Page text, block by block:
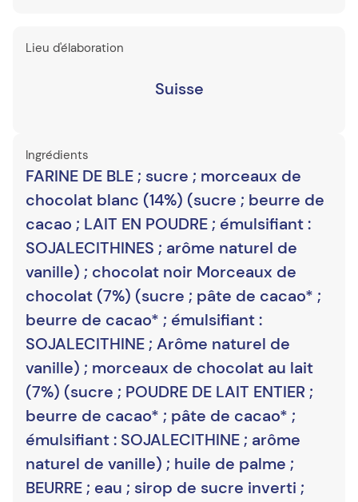
Lieu d'élaboration
Suisse
Ingrédients
FARINE DE BLE ; sucre ; morceaux de
chocolat blanc (14%) (sucre ; beurre de
cacao ; LAIT EN POUDRE ; émulsifiant :
SOJALECITHINES ; arôme naturel de
vanille) ; chocolat noir Morceaux de
chocolat (7%) (sucre ; pâte de cacao* ;
beurre de cacao* ; émulsifiant :
SOJALECITHINE ; Arôme naturel de
vanille) ; morceaux de chocolat au lait
(7%) (sucre ; POUDRE DE LAIT ENTIER ;
beurre de cacao* ; pâte de cacao* ;
émulsifiant : SOJALECITHINE ; arôme
naturel de vanille) ; huile de palme ;
BEURRE ; eau ; sirop de sucre inverti ;